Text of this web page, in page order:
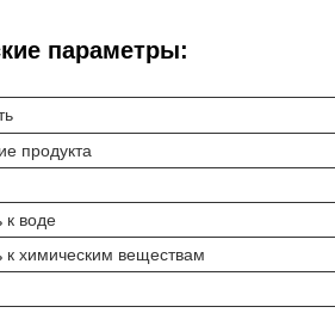
параметры:
продукта
к воде
к химическим веществам